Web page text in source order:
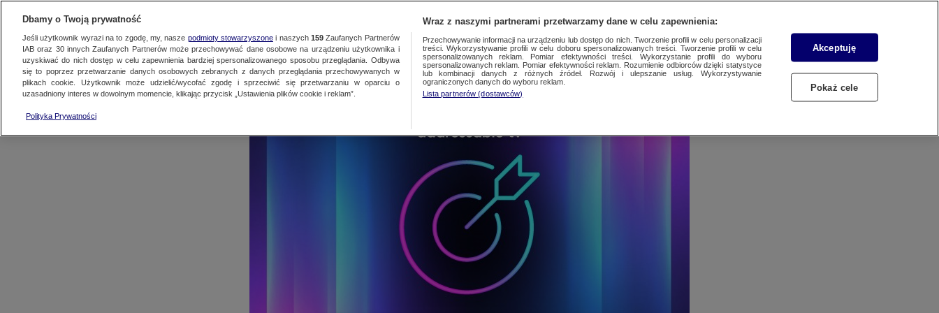
AKTUALNOŚCI MEDIA DO POBRANIA
ADDRESSABLE TV
KRYTERIA TARGETOWANIA
4 / 7
Dbamy o Twoją prywatność
Jeśli użytkownik wyrazi na to zgodę, my, nasze podmioty stowarzyszonei naszych 159Zaufanych Partnerów
IAB oraz 30innych Zaufanych Partnerów może przechowywać dane osobowe na urządzeniu użytkownika i
uzyskiwać do nich dostęp w celu zapewnienia bardziej spersonalizowanego sposobu przeglądania. Odbywa
się to poprzez przetwarzanie danych osobowych zebranych z danych przeglądania przechowywanych w
plikach cookie. Użytkownik może udzielić/wycofać zgodę i sprzeciwić się przetwarzaniu w oparciu o
uzasadniony interes w dowolnym momencie, klikając przycisk „Ustawienia plików cookie i reklam”.
Polityka Prywatności
Wraz z naszymi partnerami przetwarzamy dane w celu zapewnienia:
Przechowywanie informacji na urządzeniu lub dostęp do nich. Tworzenie profili w celu personalizacji
treści. Wykorzystywanie profili w celu doboru spersonalizowanych treści. Tworzenie profili w celu
spersonalizowanych reklam. Pomiar efektywności treści. Wykorzystanie profili do wyboru
spersonalizowanych reklam. Pomiar efektywności reklam. Rozumienie odbiorców dzięki statystyce
lub kombinacji danych z różnych źródeł. Rozwój i ulepszanie usług. Wykorzystywanie
ograniczonych danych do wyboru reklam.
Lista partnerów (dostawców)
Akceptuję
Pokaż cele